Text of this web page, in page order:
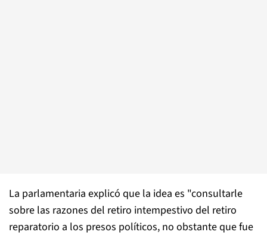
La parlamentaria explicó que la idea es "consultarle
sobre las razones del retiro intempestivo del retiro
reparatorio a los presos políticos, no obstante que fue